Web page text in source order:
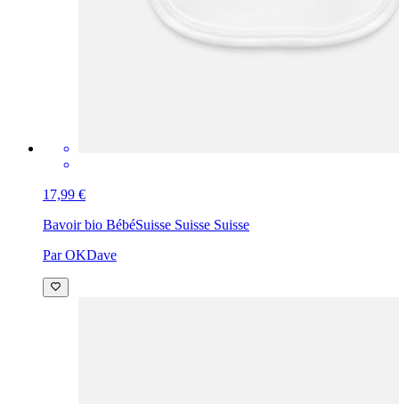
17,99 €
Bavoir bio BébéSuisse Suisse Suisse
Par OKDave